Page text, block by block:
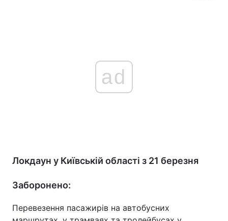
ad
Локдаун у Київській області з 21 березня
Заборонено:
Перевезення пасажирів на автобусних